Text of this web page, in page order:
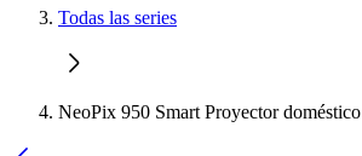
Todas las series
NeoPix 950 Smart Proyector doméstico